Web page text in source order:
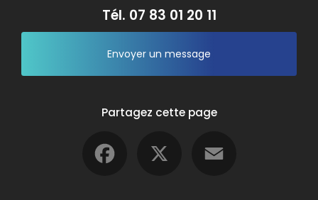
Tél. 07 83 01 20 11
Envoyer un message
Partagez cette page